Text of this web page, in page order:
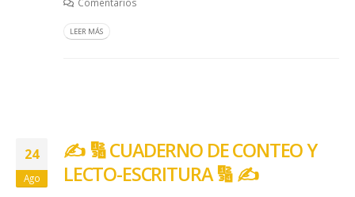
LEER MÁS
24
Ago
✍️ 🔢 CUADERNO DE CONTEO Y
LECTO-ESCRITURA 🔢 ✍️